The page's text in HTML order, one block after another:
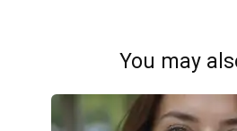
You may